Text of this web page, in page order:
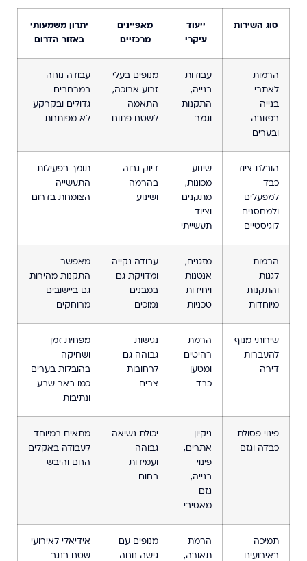
סוג השירות
ייעוד
עיקרי
מאפיינים
מרכזיים
יתרון משמעותי
באזור הדרום
הרמות
לאתרי
בנייה
בפזורה
ובערים
עבודות
בנייה,
התקנות
וגמר
מנופים בעלי
זרוע ארוכה,
התאמה
לשטח פתוח
עבודה נוחה
במרחבים
גדולים ובקרקע
לא מפותחת
הובלת ציוד
כבד
למפעלים
ולמחסנים
לוגיסטיים
שינוע
מכונות,
מתקנים
וציוד
תעשייתי
דיוק גבוה
בהרמה
ושינוע
תומך בפעילות
התעשייה
הצומחת בדרום
הרמות
לגגות
והתקנות
מיוחדות
מזגנים,
אנטנות
ויחידות
טכניות
עבודה נקייה
ומדויקת גם
במבנים
נמוכים
מאפשר
התקנות מהירות
גם ביישובים
מרוחקים
שירותי מנוף
להעברות
דירה
הרמת
רהיטים
ומטען
כבד
נגישות
גבוהה גם
לרחובות
צרים
מפחית זמן
ושחיקה
בהובלות בערים
כמו באר שבע
ונתיבות
פינוי פסולת
כבדה וגזם
ניקיון
אתרים,
פינוי
בנייה,
גזם
מאסיבי
יכולת נשיאה
גבוהה
ועמידות
בחום
מתאים במיוחד
לעבודה באקלים
החם והיבש
תמיכה
באירועים
הרמת
תאורה,
מנופים עם
גישה נוחה
אידיאלי לאירועי
שטח בנגב